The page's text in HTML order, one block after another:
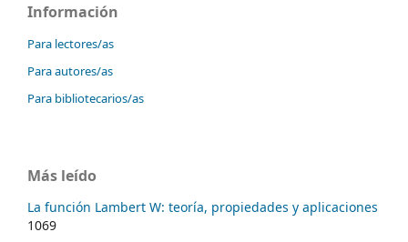
Información
Para lectores/as
Para autores/as
Para bibliotecarios/as
Más leído
La función Lambert W: teoría, propiedades y aplicaciones
1069